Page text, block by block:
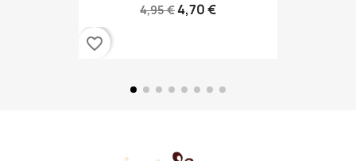
4,95 €4,70 €
favorite_border